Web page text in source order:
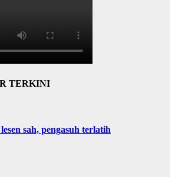
TERKINI
sah, pengasuh terlatih